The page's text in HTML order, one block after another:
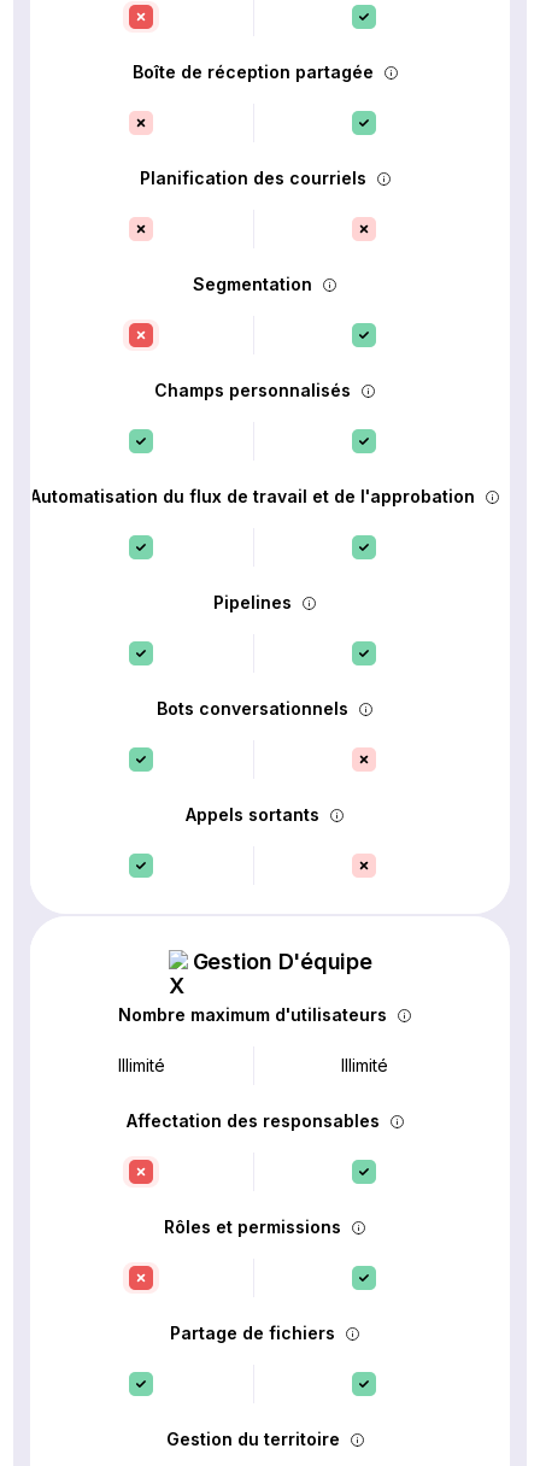
Boîte de réception partagée
Planification des courriels
Segmentation
Champs personnalisés
Automatisation du flux de travail et de l'approbation
Pipelines
Bots conversationnels
Appels sortants
Gestion D'équipe
Nombre maximum d'utilisateurs
Illimité Illimité
Affectation des responsables
Rôles et permissions
Partage de fichiers
Gestion du territoire